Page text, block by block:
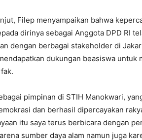
Filep menyampaikan bahwa
dirinya sebagai Anggota DPD RI
dengan berbagai stakeholder di
dukungan beasiswa untuk
pimpinan di STIH Manokwari,
dan berhasil dipercayakan
itu saya terus berbicara dengan
sumber daya alam namun juga